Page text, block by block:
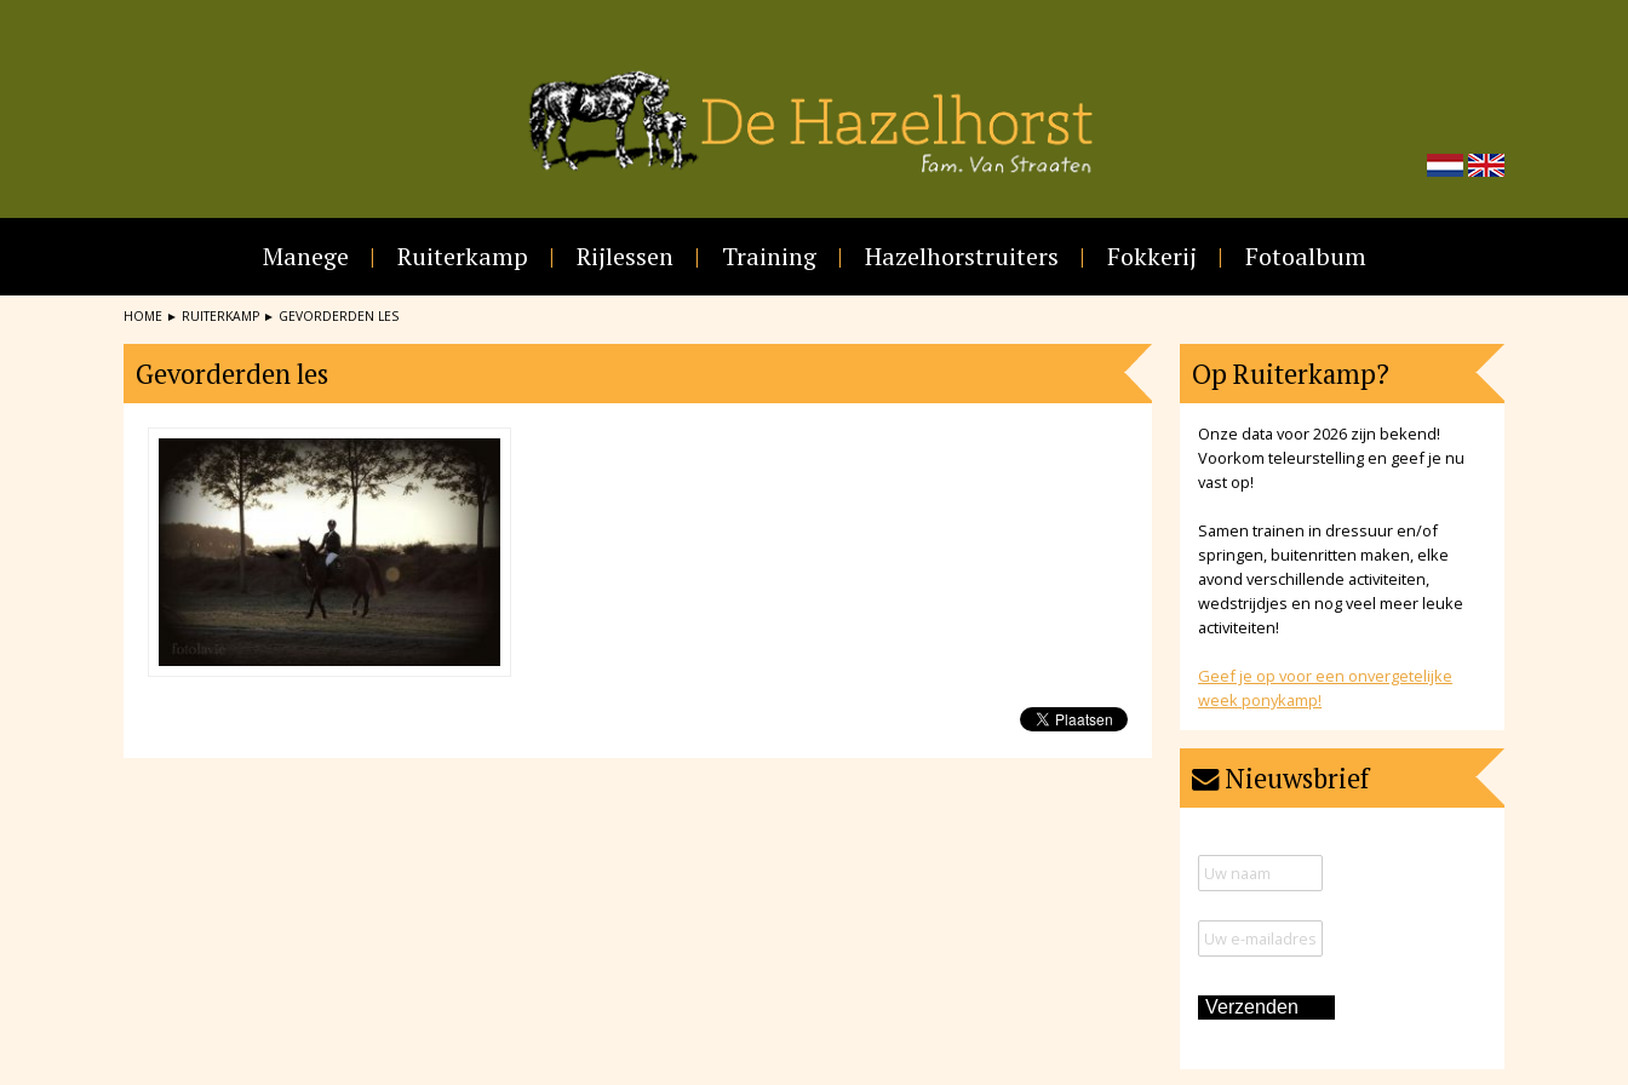
Manege Ruiterkamp Rijlessen Training Hazelhorstruiters Fokkerij Fotoalbum
HOME ► RUITERKAMP ► GEVORDERDEN LES
Gevorderden les Op Ruiterkamp?
Onze data voor 2026 zijn bekend!
Voorkom teleurstelling en geef je nu
vast op!
Samen trainen in dressuur en/of
springen, buitenritten maken, elke
avond verschillende activiteiten,
wedstrijdjes en nog veel meer leuke
activiteiten!
Geef je op voor een onvergetelijke
week ponykamp!
Nieuwsbrief